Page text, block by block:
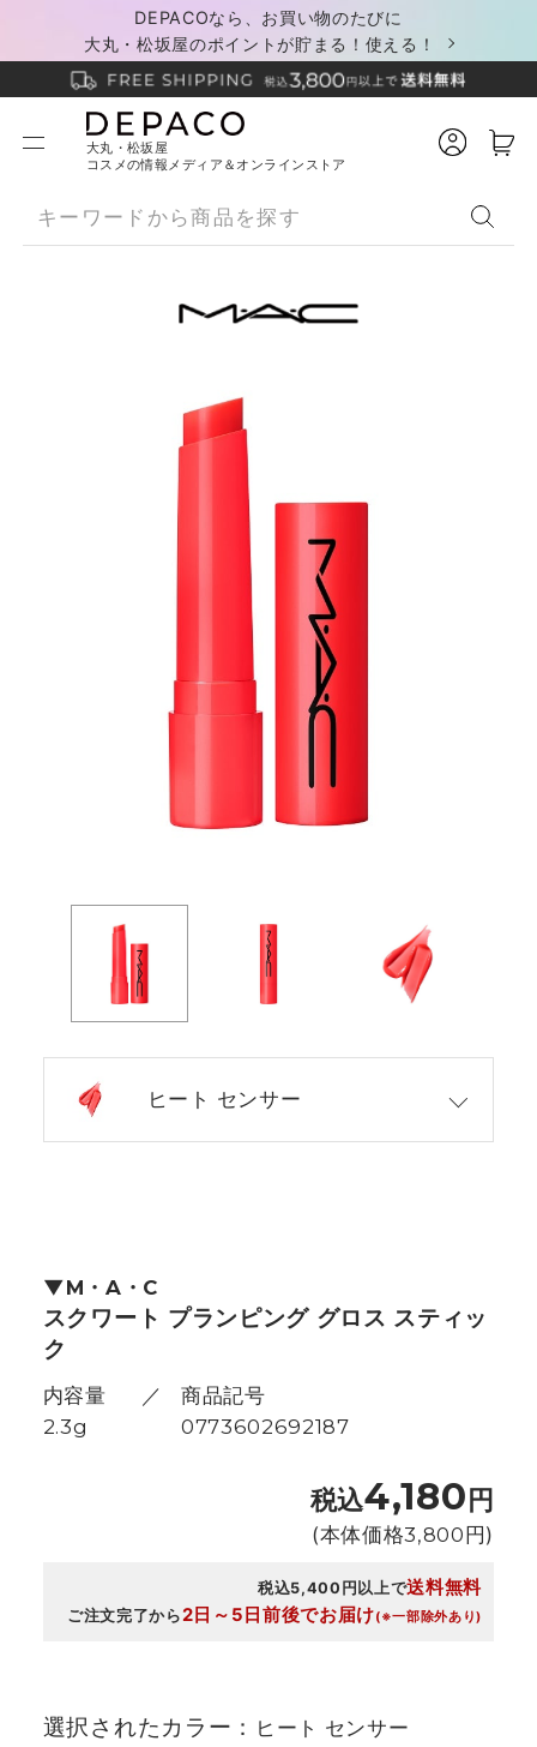
DEPACOなら、お買い物のたびに
大丸・松坂屋のポイントが貯まる！使える！
大丸・松坂屋
コスメの情報メディア＆オンラインストア
ヒート センサー
M・A・C
スクワート プランピング グロス スティッ
ク
内容量
2.3g
商品記号
0773602692187
税込4,180円
(本体価格3,800円)
税込5,400円以上で送料無料
ご注文完了から2日～5日前後でお届け(※一部除外あり)
選択されたカラー： ヒート センサー